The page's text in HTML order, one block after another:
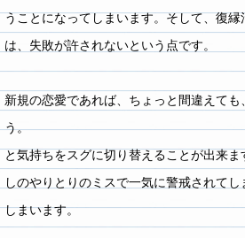
うことになってしまいます。そして、復
は、失敗が許されないという点です。
新規の恋愛であれば、ちょっと間違えて
う。
と気持ちをスグに切り替えることが出来
しのやりとりのミスで一気に警戒されて
しまいます。